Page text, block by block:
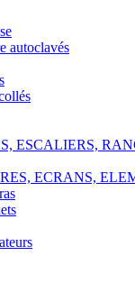
autoclavés
ESCALIERS,
ECRANS,